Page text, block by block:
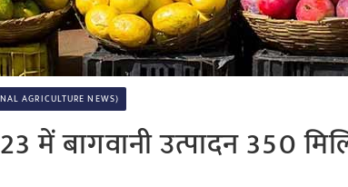
AGRICULTURE NEWS)
में बागवानी उत्पादन 350